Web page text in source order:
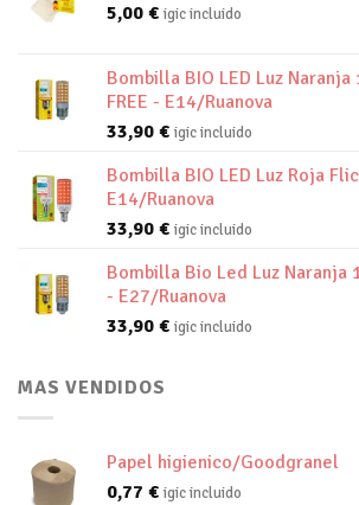
5,00 € igic incluido
Bombilla BIO LED Luz
FREE - E14/Ruanova
33,90 € igic incluido
Bombilla BIO LED Luz Roja
E14/Ruanova
33,90 € igic incluido
Bombilla Bio Led Luz Naranja
- E27/Ruanova
33,90 € igic incluido
MAS VENDIDOS
Papel higienico/Goodgranel
0,77 € igic incluido